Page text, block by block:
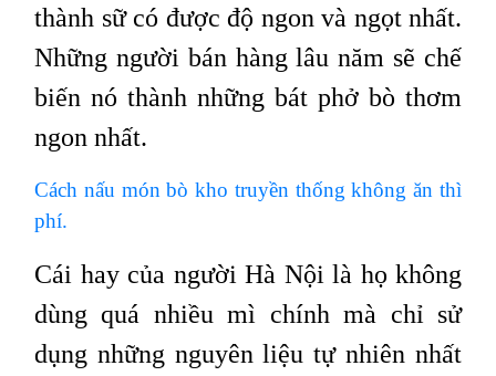
thành sữ có được độ ngon và ngọt nhất.
Những người bán hàng lâu năm sẽ chế
biến nó thành những bát phở bò thơm
ngon nhất.
Cách nấu món bò kho truyền thống không ăn thì
phí.
Cái hay của người Hà Nội là họ không
dùng quá nhiều mì chính mà chỉ sử
dụng những nguyên liệu tự nhiên nhất